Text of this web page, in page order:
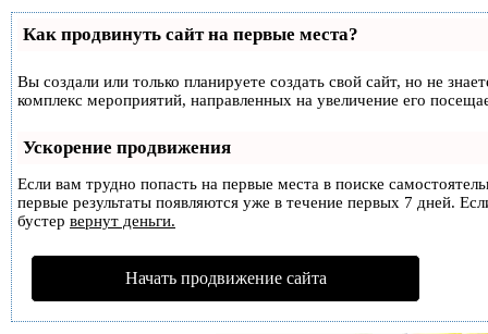
Как продвинуть сайт на первые места?
Вы создали или только планируете создать свой сайт, но не
комплекс мероприятий, направленных на увеличение его
Ускорение продвижения
Если вам трудно попасть на первые места в поиске
первые результаты появляются уже в течение первых 7 дней.
бустер вернут деньги.
Начать продвижение сайта